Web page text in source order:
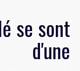
se sont